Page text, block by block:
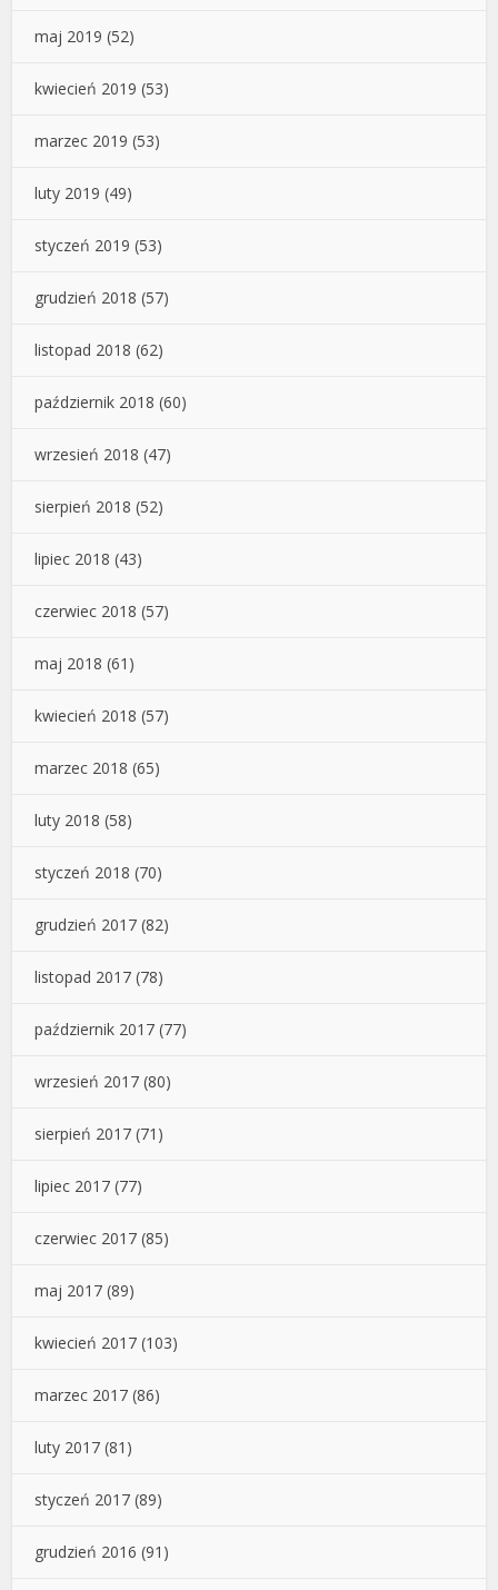
maj 2019 (52)
kwiecień 2019 (53)
marzec 2019 (53)
luty 2019 (49)
styczeń 2019 (53)
grudzień 2018 (57)
listopad 2018 (62)
październik 2018 (60)
wrzesień 2018 (47)
sierpień 2018 (52)
lipiec 2018 (43)
czerwiec 2018 (57)
maj 2018 (61)
kwiecień 2018 (57)
marzec 2018 (65)
luty 2018 (58)
styczeń 2018 (70)
grudzień 2017 (82)
listopad 2017 (78)
październik 2017 (77)
wrzesień 2017 (80)
sierpień 2017 (71)
lipiec 2017 (77)
czerwiec 2017 (85)
maj 2017 (89)
kwiecień 2017 (103)
marzec 2017 (86)
luty 2017 (81)
styczeń 2017 (89)
grudzień 2016 (91)